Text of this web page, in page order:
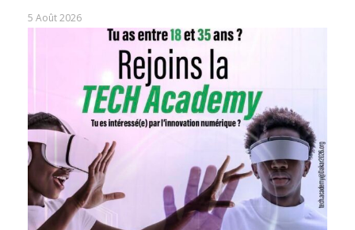
5 Août 2026